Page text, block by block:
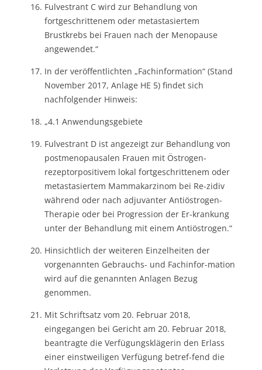
Fulvestrant C wird zur Behandlung von
fortgeschrittenem oder metastasiertem
Brustkrebs bei Frauen nach der Menopause
angewendet.“
In der veröffentlichten „Fachinformation“ (Stand
November 2017, Anlage HE 5) findet sich
nachfolgender Hinweis:
„4.1 Anwendungsgebiete
Fulvestrant D ist angezeigt zur Behandlung von
postmenopausalen Frauen mit Östrogen-
rezeptorpositivem lokal fortgeschrittenem oder
metastasiertem Mammakarzinom bei Re-zidiv
während oder nach adjuvanter Antiöstrogen-
Therapie oder bei Progression der Er-krankung
unter der Behandlung mit einem Antiöstrogen.“
Hinsichtlich der weiteren Einzelheiten der
vorgenannten Gebrauchs- und Fachinfor-mation
wird auf die genannten Anlagen Bezug
genommen.
Mit Schriftsatz vom 20. Februar 2018,
eingegangen bei Gericht am 20. Februar 2018,
beantragte die Verfügungsklägerin den Erlass
einer einstweiligen Verfügung betref-fend die